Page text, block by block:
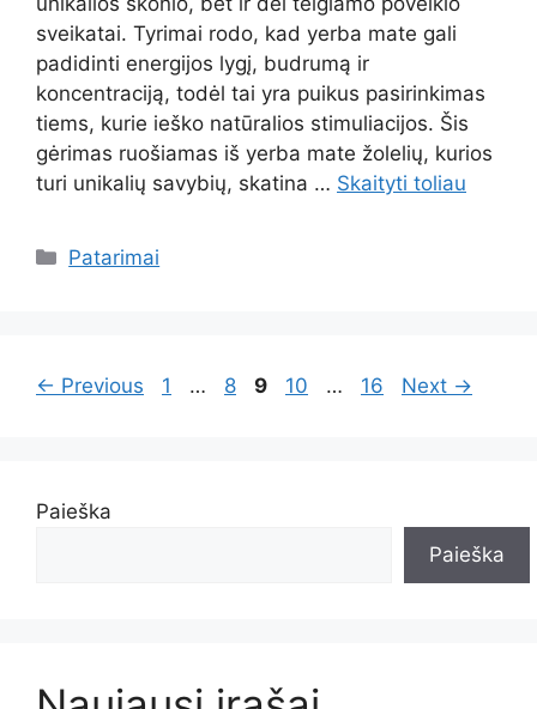
sveikatai. Tyrimai rodo, kad yerba mate gali
padidinti energijos lygį, budrumą ir
koncentraciją, todėl tai yra puikus pasirinkimas
tiems, kurie ieško natūralios stimuliacijos. Šis
gėrimas ruošiamas iš yerba mate žolelių, kurios
turi unikalių savybių, skatina … Skaityti toliau
Kategorijos
Patarimai
← Previous Page
1 … Page
8 Page
9 Page
10 … Page
16 Next →
Paieška
Paieška